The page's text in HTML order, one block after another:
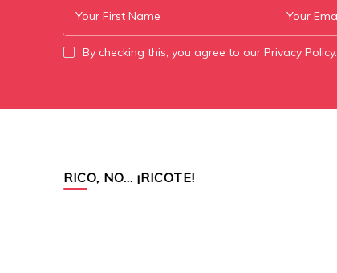
By checking this, you agree to our Privacy Policy.
RICO, NO… ¡RICOTE!